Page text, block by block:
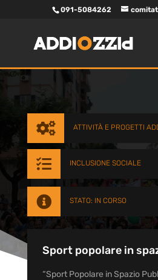
091-5084262
 ATTIVITÀ E PROGETTI
 INCLUSIONE SOCIALE
 STATO: IN CORSO
Sport popolare in
“Sport Popolare in Spazio